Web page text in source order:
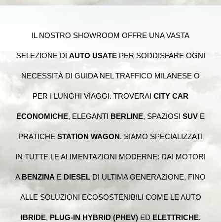
IL NOSTRO SHOWROOM OFFRE UNA VASTA
SELEZIONE DI AUTO USATEPER SODDISFARE OGNI
NECESSITÀ DI GUIDA NEL TRAFFICO MILANESE O
PER I LUNGHI VIAGGI. TROVERAI CITY CAR
ECONOMICHE, ELEGANTI BERLINE, SPAZIOSI SUV E
PRATICHE STATION WAGON . SIAMO SPECIALIZZATI
IN TUTTE LE ALIMENTAZIONI MODERNE: DAI MOTORI
A BENZINA E DIESEL DI ULTIMA GENERAZIONE, FINO
ALLE SOLUZIONI ECOSOSTENIBILI COME LE AUTO
IBRIDE, PLUG-IN HYBRID (PHEV)ED ELETTRICHE.